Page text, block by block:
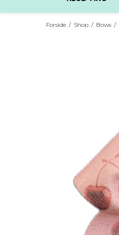
Forside / Shop / Bows /